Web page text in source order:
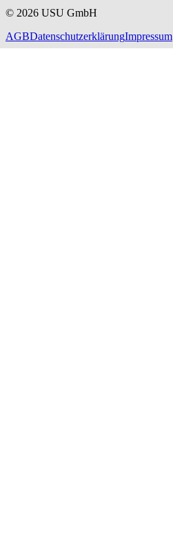
© 2026 USU GmbH
AGBDatenschutzerklärungImpressum